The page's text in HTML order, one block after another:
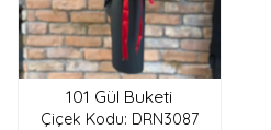
101 Gül Buketi
Çiçek Kodu: DRN3087